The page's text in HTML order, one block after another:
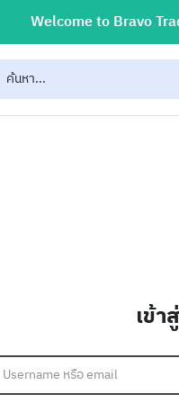
Welcome to Bravo
เข้า